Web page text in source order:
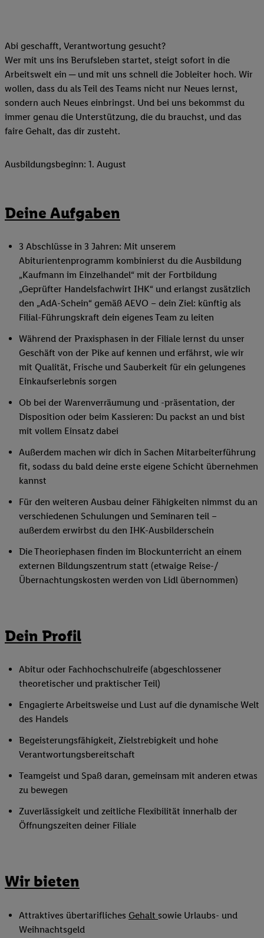
Abi geschafft, Verantwortung gesucht?
Wer mit uns ins Berufsleben startet, steigt sofort in die
Arbeitswelt ein ─ und mit uns schnell die Jobleiter hoch. Wir
wollen, dass du als Teil des Teams nicht nur Neues lernst,
sondern auch Neues einbringst. Und bei uns bekommst du
immer genau die Unterstützung, die du brauchst, und das
faire Gehalt, das dir zusteht.
Ausbildungsbeginn: 1. August
Deine Aufgaben
3 Abschlüsse in 3 Jahren: Mit unserem
Abiturientenprogramm kombinierst du die Ausbildung
„Kaufmann im Einzelhandel“ mit der Fortbildung
„Geprüfter Handelsfachwirt IHK“ und erlangst zusätzlich
den „AdA-Schein“ gemäß AEVO – dein Ziel: künftig als
Filial-Führungskraft dein eigenes Team zu leiten
Während der Praxisphasen in der Filiale lernst du unser
Geschäft von der Pike auf kennen und erfährst, wie wir
mit Qualität, Frische und Sauberkeit für ein gelungenes
Einkaufserlebnis sorgen
Ob bei der Warenverräumung und -präsentation, der
Disposition oder beim Kassieren: Du packst an und bist
mit vollem Einsatz dabei
Außerdem machen wir dich in Sachen Mitarbeiterführung
fit, sodass du bald deine erste eigene Schicht übernehmen
kannst
Für den weiteren Ausbau deiner Fähigkeiten nimmst du an
verschiedenen Schulungen und Seminaren teil –
außerdem erwirbst du den IHK-Ausbilderschein
Die Theoriephasen finden im Blockunterricht an einem
externen Bildungszentrum statt (etwaige Reise-/
Übernachtungskosten werden von Lidl übernommen)
Dein Profil
Abitur oder Fachhochschulreife (abgeschlossener
theoretischer und praktischer Teil)
Engagierte Arbeitsweise und Lust auf die dynamische Welt
des Handels
Begeisterungsfähigkeit, Zielstrebigkeit und hohe
Verantwortungsbereitschaft
Teamgeist und Spaß daran, gemeinsam mit anderen etwas
zu bewegen
Zuverlässigkeit und zeitliche Flexibilität innerhalb der
Öffnungszeiten deiner Filiale
Wir bieten
Attraktives übertarifliches Gehalt sowie Urlaubs- und
Weihnachtsgeld